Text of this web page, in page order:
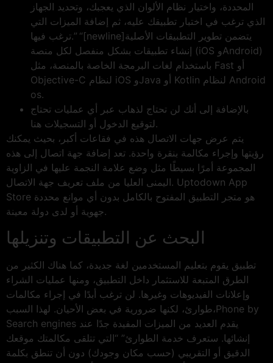
المحددة، واختيار نظام الألوان الذي يعجبك، وتحديد الجهاز
الذي ترغب في اختبار تطبيقك عليه، ثم إضافة الميزات التي
ترغب فيها.” “[newline]يتضمن تطوير التطبيقات الأصلية
إنشاء تطبيقات بشكل منفصل لكل منصة (iOS وAndroid)
باستخدام لغات البرمجة الخاصة بالمنصة، مثل Fast أو
Objective-C لنظام iOS وJava أو Kotlin لنظام Android
os.
بالإضافة إلى أنك لن تحتاج لذهاب عبر أي عمليات تحتاج
لتوقيع الدخول أو التسجيلات هنا.
يتم عرض جهات الاتصال هذه في فقاعات أكبر، بحيث يمكنك
رؤيتها وإجراء مكالمة بنقرة واحدة. تعد إضافة جهة اتصال إلى هذه
المجموعة أمرًا بسيطًا مثل وضع علامة النجمة عليها في الزاوية
اليمنى العليا من ملف تعريف جهة الاتصال. Uptodown App
Store هو متجر التطبيق المفتوح بالكامل بدون أي موانع محددة
جهوية أو لدى دولة معينة.
البحث عن التطبيقات وتنزيلها
تطبيق يقوم بتعليم المستخدمين لغة جديدة، كما هناك الكثير من
الطرق المتبعة للاستثمار داخل التطبيق، ومنها عمليات الشراء
وإعلانات الفيديوهات وغيرها. لن ترغب أبدًا في إجراء مكالمات
طوارئ، لكنها ضرورية في بعض الأحيان. لهذا السبب،Phone by
Search engines يقدم العديد من الميزات المفيدة جدًا عند
إنشائها. ستعرف خدمة الطوارئ” “التي تتلقى مكالمتك موقعك
الدقيق أو التقريبي (حسب مكان وجودك) دون أن تنطق بكلمة